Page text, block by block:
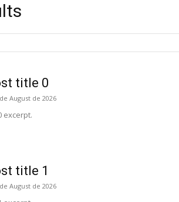
title 0
August de 2026
excerpt.
title 1
August de 2026